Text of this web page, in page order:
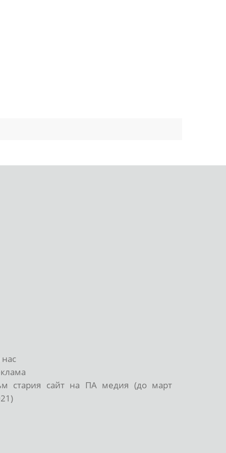
нас
стария сайт на ПА медия (до март